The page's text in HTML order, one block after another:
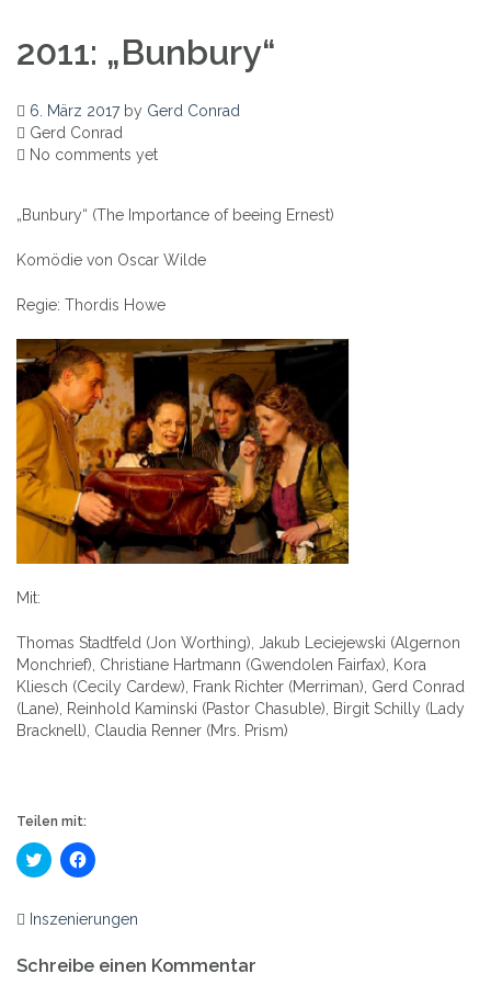
2011: „Bunbury“
6. März 2017by Gerd Conrad
Gerd Conrad
No comments yet
„Bunbury“ (The Importance of beeing Ernest)
Komödie von Oscar Wilde
Regie: Thordis Howe
Mit:
Thomas Stadtfeld (Jon Worthing), Jakub Leciejewski (Algernon
Monchrief), Christiane Hartmann (Gwendolen Fairfax), Kora
Kliesch (Cecily Cardew), Frank Richter (Merriman), Gerd Conrad
(Lane), Reinhold Kaminski (Pastor Chasuble), Birgit Schilly (Lady
Bracknell), Claudia Renner (Mrs. Prism)
Teilen mit:
Klick,
um
zu
teilen
neuem
Klick,
um
zu
teilen
neuem
Inszenierungen
Navigation
Schreibe einen Kommentar